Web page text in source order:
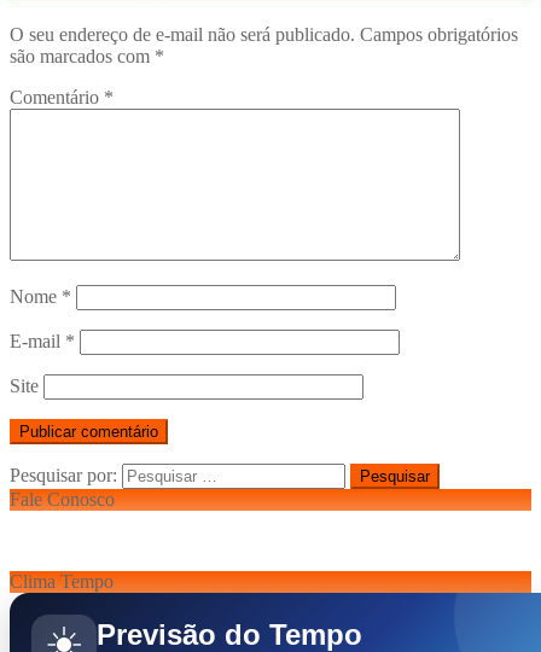
O seu endereço de e-mail não será publicado. Campos obrigatórios
são marcados com *
Comentário *
Nome *
E-mail *
Site
Pesquisar por:
Fale Conosco
Clima Tempo
☀️ Previsão do Tempo